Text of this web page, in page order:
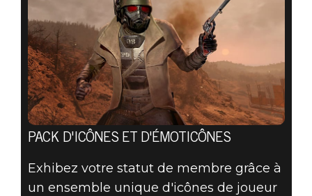
PACK D'ICÔNES ET D'ÉMOTICÔNES
Exhibez votre statut de membre grâce à
un ensemble unique d'icônes de joueur